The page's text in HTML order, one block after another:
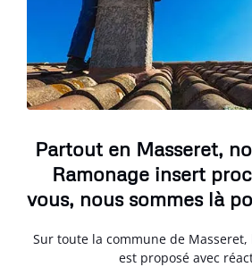
Partout en Masseret,
Ramonage insert
vous, nous sommes là
Sur toute la commune de Masseret,
est proposé avec